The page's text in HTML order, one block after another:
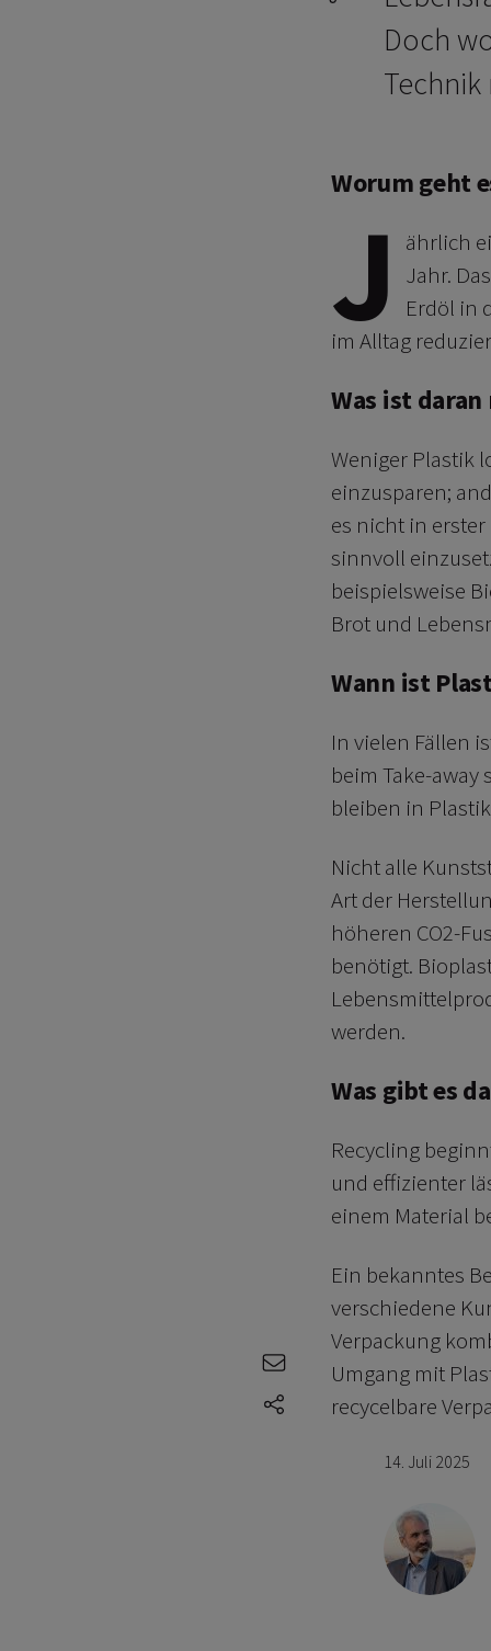
Doch
Worum geht
J
ährlich
Jahr.
Erdöl in
im Alltag
Was ist
Weniger Plastik
einzusparen;
es nicht in
sinnvoll
beispielsweise
Brot und
Wann ist
In vielen Fällen
beim Take-away
bleiben in
Nicht alle
Art der
höheren CO2-
benötigt.
werden.
Was gibt es
Recycling
und effizienter
einem Material
Ein bekanntes
verschiedene
Verpackung
Umgang mit
recycelbare
e-mail
share-icons
14. Juli 2025